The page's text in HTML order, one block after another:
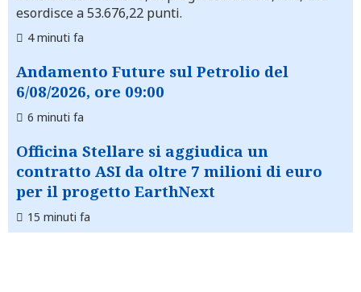
esordisce a 53.676,22 punti.
4 minuti fa
Andamento Future sul Petrolio del
6/08/2026, ore 09:00
6 minuti fa
Officina Stellare si aggiudica un
contratto ASI da oltre 7 milioni di euro
per il progetto EarthNext
15 minuti fa